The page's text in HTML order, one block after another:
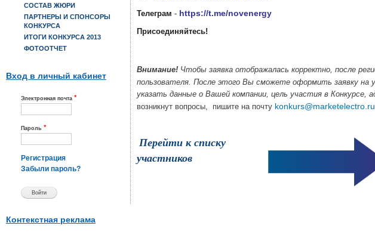
СОСТАВ ЖЮРИ
ПАРТНЕРЫ И СПОНСОРЫ
КОНКУРСА
ИТОГИ КОНКУРСА 2013
ФОТООТЧЕТ
Вход в личный кабинет
Электронная почта *
Пароль *
Регистрация
Забыли пароль?
Контекстная реклама
Телеграм - https://t.me/novenergy
Присоединяйтесь!
Внимание! Чтобы заявка отображалась корректно, после
пользователя. После этого Вы сможете оформить заявку на
указать данные о Вашей компании, цель участия в Конкурсе,
возникнут вопросы, пишите на почту konkurs@marketelectro.ru
Перейти к списку
участников